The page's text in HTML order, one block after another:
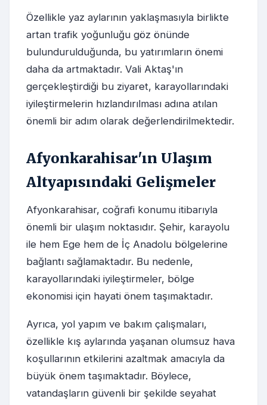
Özellikle yaz aylarının yaklaşmasıyla birlikte
artan trafik yoğunluğu göz önünde
bulundurulduğunda, bu yatırımların önemi
daha da artmaktadır. Vali Aktaş'ın
gerçekleştirdiği bu ziyaret, karayollarındaki
iyileştirmelerin hızlandırılması adına atılan
önemli bir adım olarak değerlendirilmektedir.
Afyonkarahisar'ın Ulaşım
Altyapısındaki Gelişmeler
Afyonkarahisar, coğrafi konumu itibarıyla
önemli bir ulaşım noktasıdır. Şehir, karayolu
ile hem Ege hem de İç Anadolu bölgelerine
bağlantı sağlamaktadır. Bu nedenle,
karayollarındaki iyileştirmeler, bölge
ekonomisi için hayati önem taşımaktadır.
Ayrıca, yol yapım ve bakım çalışmaları,
özellikle kış aylarında yaşanan olumsuz hava
koşullarının etkilerini azaltmak amacıyla da
büyük önem taşımaktadır. Böylece,
vatandaşların güvenli bir şekilde seyahat